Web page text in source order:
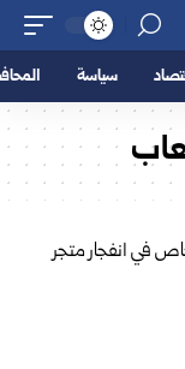
سياسة